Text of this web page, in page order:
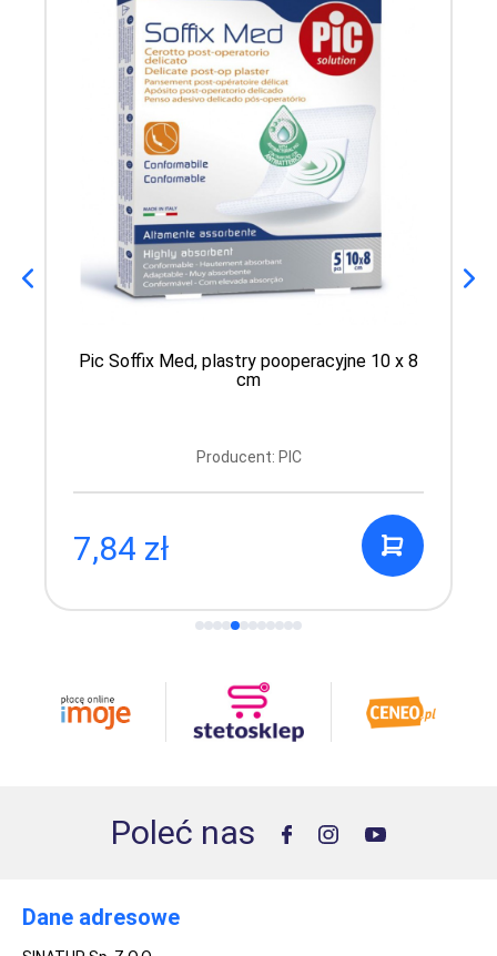
Pic Soffix Med, plastry pooperacyjne 10 x 8
cm
Producent: PIC
7,84 zł
Poleć nas
Dane adresowe